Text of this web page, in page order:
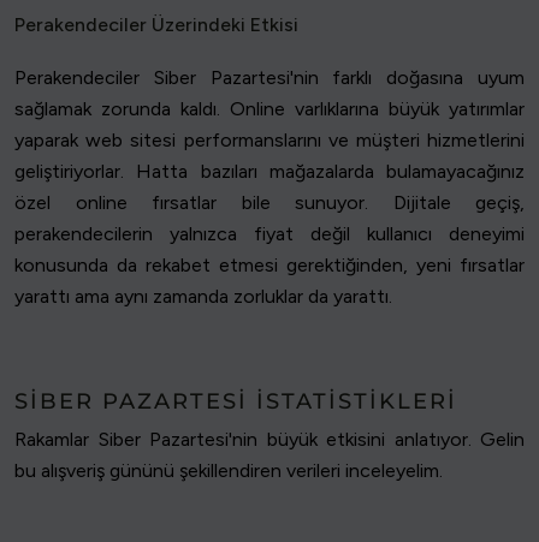
Perakendeciler Üzerindeki Etkisi
Perakendeciler Siber Pazartesi'nin farklı doğasına uyum
sağlamak zorunda kaldı. Online varlıklarına büyük yatırımlar
yaparak web sitesi performanslarını ve müşteri hizmetlerini
geliştiriyorlar. Hatta bazıları mağazalarda bulamayacağınız
özel online fırsatlar bile sunuyor. Dijitale geçiş,
perakendecilerin yalnızca fiyat değil kullanıcı deneyimi
konusunda da rekabet etmesi gerektiğinden, yeni fırsatlar
yarattı ama aynı zamanda zorluklar da yarattı.
SIBER PAZARTESI İSTATISTIKLERI
Rakamlar Siber Pazartesi'nin büyük etkisini anlatıyor. Gelin
bu alışveriş gününü şekillendiren verileri inceleyelim.